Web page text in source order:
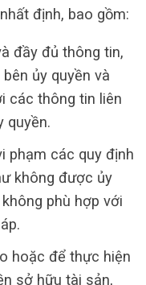
định, bao gồm:
đầy đủ thông tin,
ủy quyền và
các thông tin liên
quyền.
phạm các quy định
không được ủy
phù hợp với
hoặc để thực hiện
sở hữu tài sản,